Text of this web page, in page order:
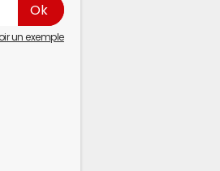
un exemple